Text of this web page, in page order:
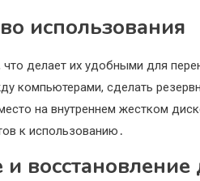
использования
делает их удобными для
компьютерами, сделать
на внутреннем жестком
к использованию․